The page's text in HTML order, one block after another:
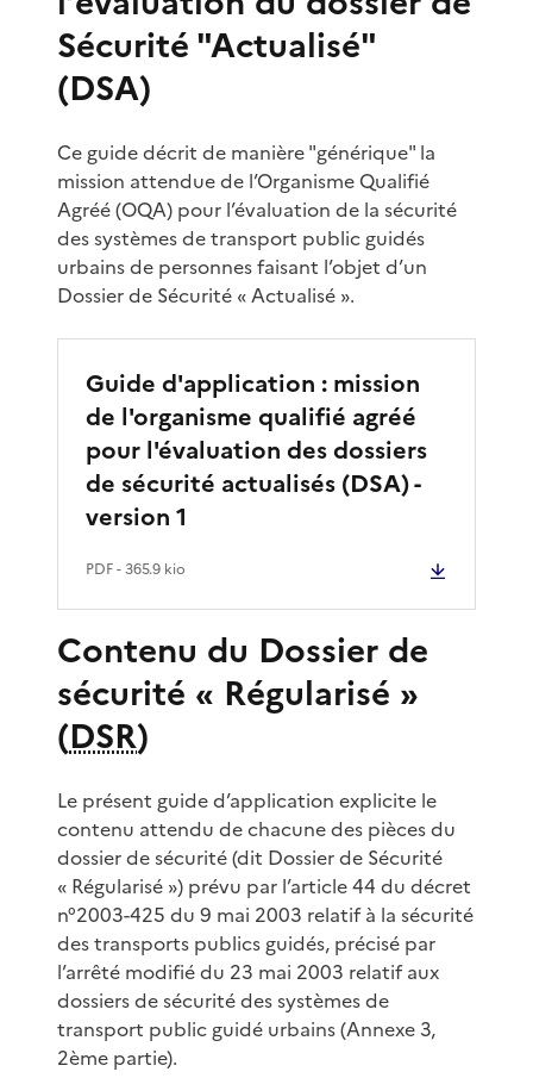
Sécurité "Actualisé"
(DSA)
Ce guide décrit de manière "générique" la
mission attendue de l’Organisme Qualifié
Agréé (OQA) pour l’évaluation de la sécurité
des systèmes de transport public guidés
urbains de personnes faisant l’objet d’un
Dossier de Sécurité « Actualisé ».
Guide d'application : mission
de l'organisme qualifié agréé
pour l'évaluation des dossiers
de sécurité actualisés (DSA) -
version 1
PDF- 365.9 kio
Contenu du Dossier de
sécurité « Régularisé »
(DSR)
Le présent guide d’application explicite le
contenu attendu de chacune des pièces du
dossier de sécurité (dit Dossier de Sécurité
« Régularisé ») prévu par l’article 44 du décret
n°2003-425 du 9 mai 2003 relatif à la sécurité
des transports publics guidés, précisé par
l’arrêté modifié du 23 mai 2003 relatif aux
dossiers de sécurité des systèmes de
transport public guidé urbains (Annexe 3,
2ème partie).